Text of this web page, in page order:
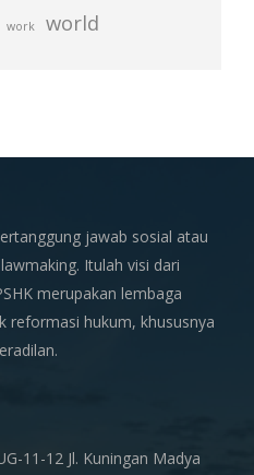
work world
jawab sosial atau
Itulah visi dari
merupakan lembaga
reformasi hukum, khususnya
11-12 Jl. Kuningan Madya